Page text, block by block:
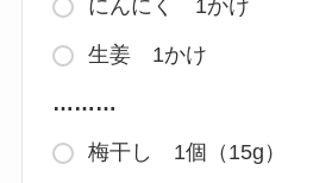
にんにく 1かけ
生姜 1かけ
………
梅干し 1個（15g）